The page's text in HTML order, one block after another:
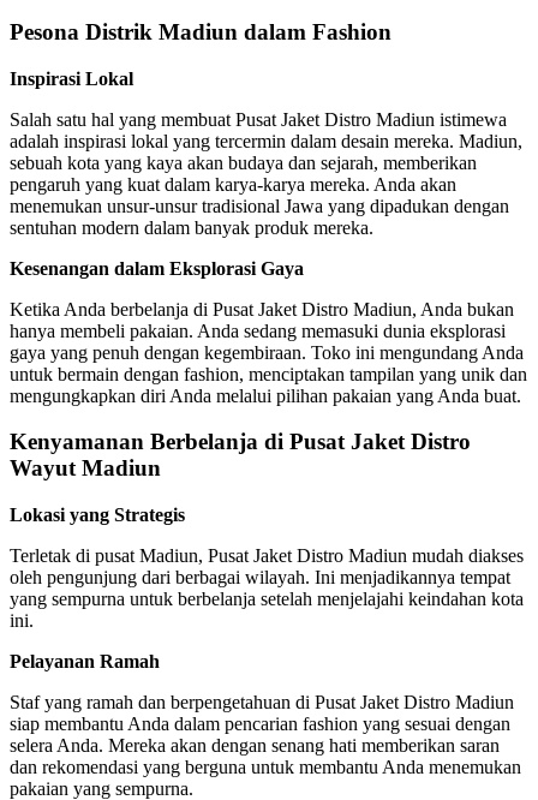
Pesona Distrik Madiun dalam Fashion
Inspirasi Lokal
Salah satu hal yang membuat Pusat Jaket Distro Madiun istimewa
adalah inspirasi lokal yang tercermin dalam desain mereka. Madiun,
sebuah kota yang kaya akan budaya dan sejarah, memberikan
pengaruh yang kuat dalam karya-karya mereka. Anda akan
menemukan unsur-unsur tradisional Jawa yang dipadukan dengan
sentuhan modern dalam banyak produk mereka.
Kesenangan dalam Eksplorasi Gaya
Ketika Anda berbelanja di Pusat Jaket Distro Madiun, Anda bukan
hanya membeli pakaian. Anda sedang memasuki dunia eksplorasi
gaya yang penuh dengan kegembiraan. Toko ini mengundang Anda
untuk bermain dengan fashion, menciptakan tampilan yang unik dan
mengungkapkan diri Anda melalui pilihan pakaian yang Anda buat.
Kenyamanan Berbelanja di Pusat Jaket Distro
Wayut Madiun
Lokasi yang Strategis
Terletak di pusat Madiun, Pusat Jaket Distro Madiun mudah diakses
oleh pengunjung dari berbagai wilayah. Ini menjadikannya tempat
yang sempurna untuk berbelanja setelah menjelajahi keindahan kota
ini.
Pelayanan Ramah
Staf yang ramah dan berpengetahuan di Pusat Jaket Distro Madiun
siap membantu Anda dalam pencarian fashion yang sesuai dengan
selera Anda. Mereka akan dengan senang hati memberikan saran
dan rekomendasi yang berguna untuk membantu Anda menemukan
pakaian yang sempurna.